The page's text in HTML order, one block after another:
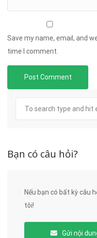
Save my name, email, and
time I comment.
Bạn có câu hỏi?
Nếu bạn có bất kỳ câu
tôi!
Gửi nội